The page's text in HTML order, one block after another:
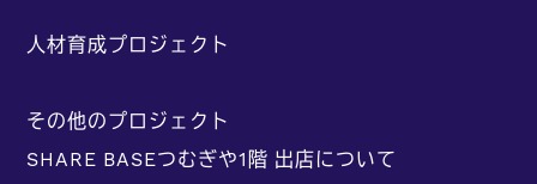
人材育成プロジェクト
その他のプロジェクト
SHARE BASEつむぎや1階 出店について